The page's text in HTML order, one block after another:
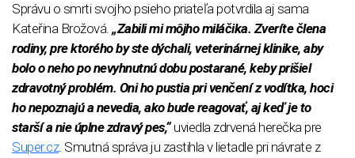
Správu o smrti svojho psieho priateľa potvrdila aj sama
Kateřina Brožová. „Zabili mi môjho miláčika. Zveríte člena
rodiny, pre ktorého by ste dýchali, veterinárnej klinike, aby
bolo o neho po nevyhnutnú dobu postarané, keby prišiel
zdravotný problém. Oni ho pustia pri venčení z vodítka, hoci
ho nepoznajú a nevedia, ako bude reagovať, aj keď je to
starší a nie úplne zdravý pes,“uviedla zdrvená herečka pre
Super.cz. Smutná správa ju zastihla v lietadle pri návrate z